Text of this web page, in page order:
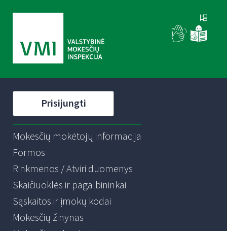
Prisijungti
Mokesčių mokėtojų informacija
Formos
Rinkmenos / Atviri duomenys
Skaičiuoklės ir pagalbininkai
Sąskaitos ir įmokų kodai
Mokesčių žinynas